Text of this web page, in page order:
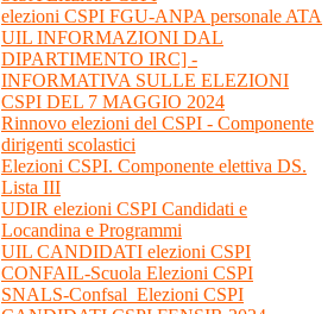
elezioni CSPI FGU-ANPA personale ATA
UIL INFORMAZIONI DAL
DIPARTIMENTO IRC] -
INFORMATIVA SULLE ELEZIONI
CSPI DEL 7 MAGGIO 2024
Rinnovo elezioni del CSPI - Componente
dirigenti scolastici
Elezioni CSPI. Componente elettiva DS.
Lista III
UDIR elezioni CSPI Candidati e
Locandina e Programmi
UIL CANDIDATI elezioni CSPI
CONFAIL-Scuola Elezioni CSPI
SNALS-Confsal_Elezioni CSPI